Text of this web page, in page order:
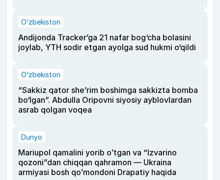
O‘zbekiston
Andijonda Tracker’ga 21 nafar bog‘cha bolasini
joylab, YTH sodir etgan ayolga sud hukmi o‘qildi
O‘zbekiston
“Sakkiz qator she’rim boshimga sakkizta bomba
bo‘lgan”. Abdulla Oripovni siyosiy ayblovlardan
asrab qolgan voqea
Dunyo
Mariupol qamalini yorib oʻtgan va “Izvarino
qozoni”dan chiqqan qahramon — Ukraina
armiyasi bosh qoʻmondoni Drapatiy haqida